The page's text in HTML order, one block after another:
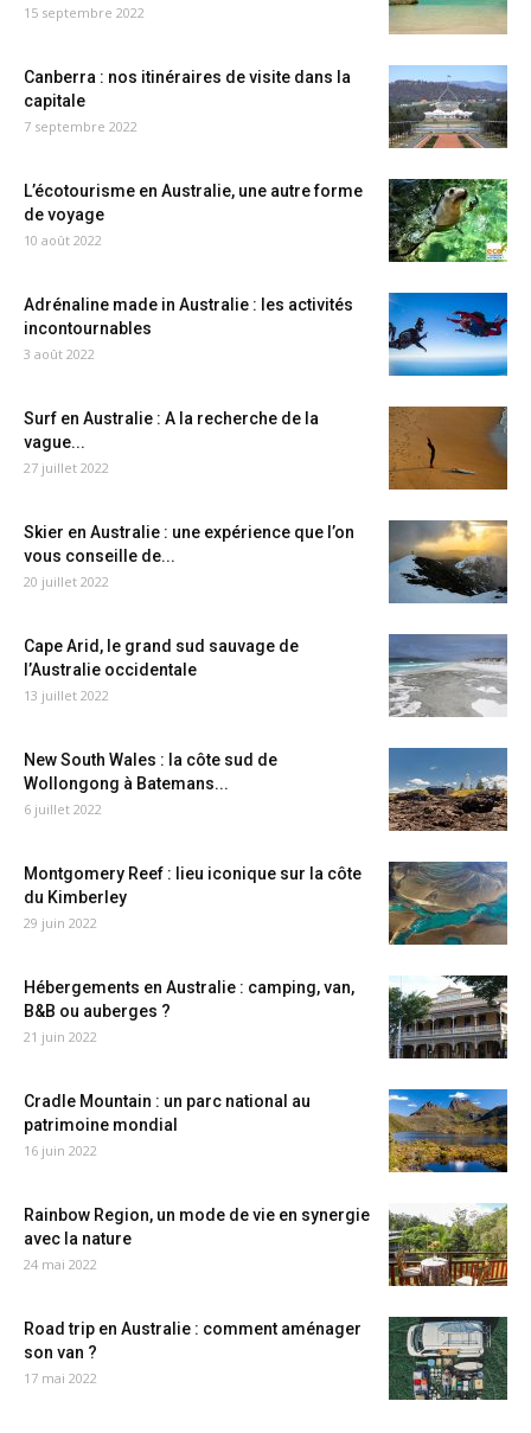
15 septembre 2022
Canberra : nos itinéraires de visite dans la
capitale
7 septembre 2022
L’écotourisme en Australie, une autre forme
de voyage
10 août 2022
Adrénaline made in Australie : les activités
incontournables
3 août 2022
Surf en Australie : A la recherche de la
vague...
27 juillet 2022
Skier en Australie : une expérience que l’on
vous conseille de...
20 juillet 2022
Cape Arid, le grand sud sauvage de
l’Australie occidentale
13 juillet 2022
New South Wales : la côte sud de
Wollongong à Batemans...
6 juillet 2022
Montgomery Reef : lieu iconique sur la côte
du Kimberley
29 juin 2022
Hébergements en Australie : camping, van,
B&B ou auberges ?
21 juin 2022
Cradle Mountain : un parc national au
patrimoine mondial
16 juin 2022
Rainbow Region, un mode de vie en synergie
avec la nature
24 mai 2022
Road trip en Australie : comment aménager
son van ?
17 mai 2022